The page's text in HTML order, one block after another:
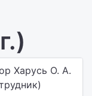
Харусь О. А.